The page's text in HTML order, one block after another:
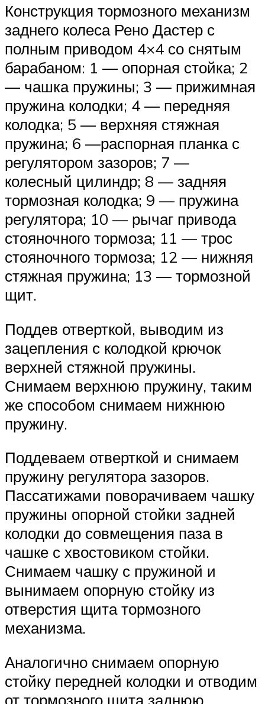
Конструкция тормозного механизм
заднего колеса Рено Дастер с
полным приводом 4×4 со снятым
барабаном: 1 — опорная стойка; 2
— чашка пружины; 3 — прижимная
пружина колодки; 4 — передняя
колодка; 5 — верхняя стяжная
пружина; 6 —распорная планка с
регулятором зазоров; 7 —
колесный цилиндр; 8 — задняя
тормозная колодка; 9 — пружина
регулятора; 10 — рычаг привода
стояночного тормоза; 11 — трос
стояночного тормоза; 12 — нижняя
стяжная пружина; 13 — тормозной
щит.
Поддев отверткой, выводим из
зацепления с колодкой крючок
верхней стяжной пружины.
Снимаем верхнюю пружину, таким
же способом снимаем нижнюю
пружину.
Поддеваем отверткой и снимаем
пружину регулятора зазоров.
Пассатижами поворачиваем чашку
пружины опорной стойки задней
колодки до совмещения паза в
чашке с хвостовиком стойки.
Снимаем чашку с пружиной и
вынимаем опорную стойку из
отверстия щита тормозного
механизма.
Аналогично снимаем опорную
стойку передней колодки и отводим
от тормозного щита заднюю